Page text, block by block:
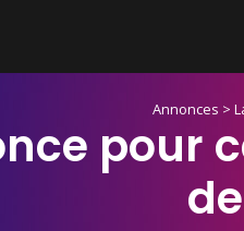
Annonces >
pour